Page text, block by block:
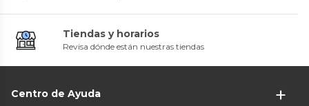
Tiendas y horarios
Revisa dónde están nuestras tiendas
Centro de Ayuda